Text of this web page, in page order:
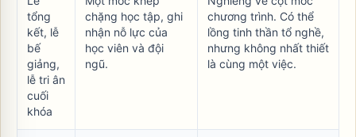
tổng
kết, lễ
bế
giảng,
lễ tri ân
cuối
khóa
chặng học tập, ghi
nhận nỗ lực của
học viên và đội
ngũ.
chương trình. Có thể
lồng tinh thần tổ nghề,
nhưng không nhất thiết
là cùng một việc.